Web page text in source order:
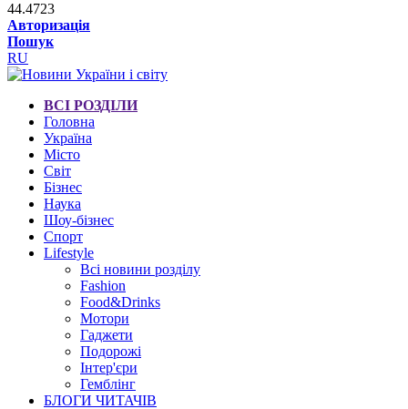
44.4723
Авторизація
Пошук
RU
ВСІ РОЗДІЛИ
Головна
Україна
Місто
Світ
Бізнес
Наука
Шоу-бізнес
Спорт
Lifestyle
Всі новини розділу
Fashion
Food&Drinks
Мотори
Гаджети
Подорожі
Інтер'єри
Гемблінг
БЛОГИ ЧИТАЧІВ